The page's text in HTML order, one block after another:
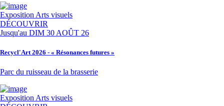
Exposition Arts visuels
DÉCOUVRIR
Jusqu'au DIM 30 AOÛT 26
Recycl'Art 2026 - « Résonances futures »
Parc du ruisseau de la brasserie
Exposition Arts visuels